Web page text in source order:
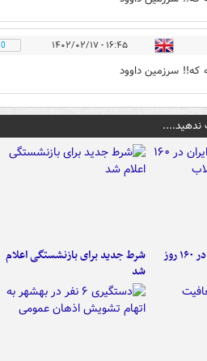
۱۶:۴۵ - ۱۴۰۲/۰۲/۱۷ 0
سرزمین داوود
ندهید....
۶ دستاورد بزرگ ایران در ۱۶۰ روز
شرط جدید برای بازنشستگی اعلام
شد